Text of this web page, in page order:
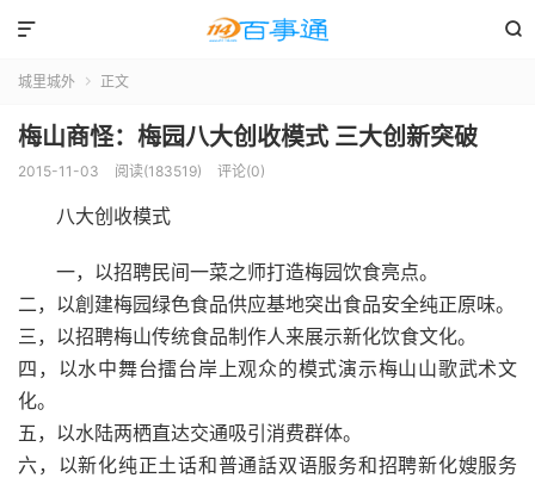


城里城外  正文
梅山商怪：梅园八大创收模式 三大创新突破
2015-11-03 阅读(183519) 评论(0)
八大创收模式
一，以招聘民间一菜之师打造梅园饮食亮点。
二，以創建梅园绿色食品供应基地突出食品安全纯正原味。
三，以招聘梅山传统食品制作人来展示新化饮食文化。
四，以水中舞台擂台岸上观众的模式演示梅山山歌武术文
化。
五，以水陆两栖直达交通吸引消费群体。
六，以新化纯正土话和普通話双语服务和招聘新化嫂服务